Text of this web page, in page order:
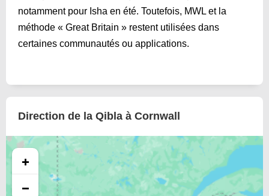
notamment pour Isha en été. Toutefois, MWL et la
méthode « Great Britain » restent utilisées dans
certaines communautés ou applications.
Direction de la Qibla à Cornwall
+
−